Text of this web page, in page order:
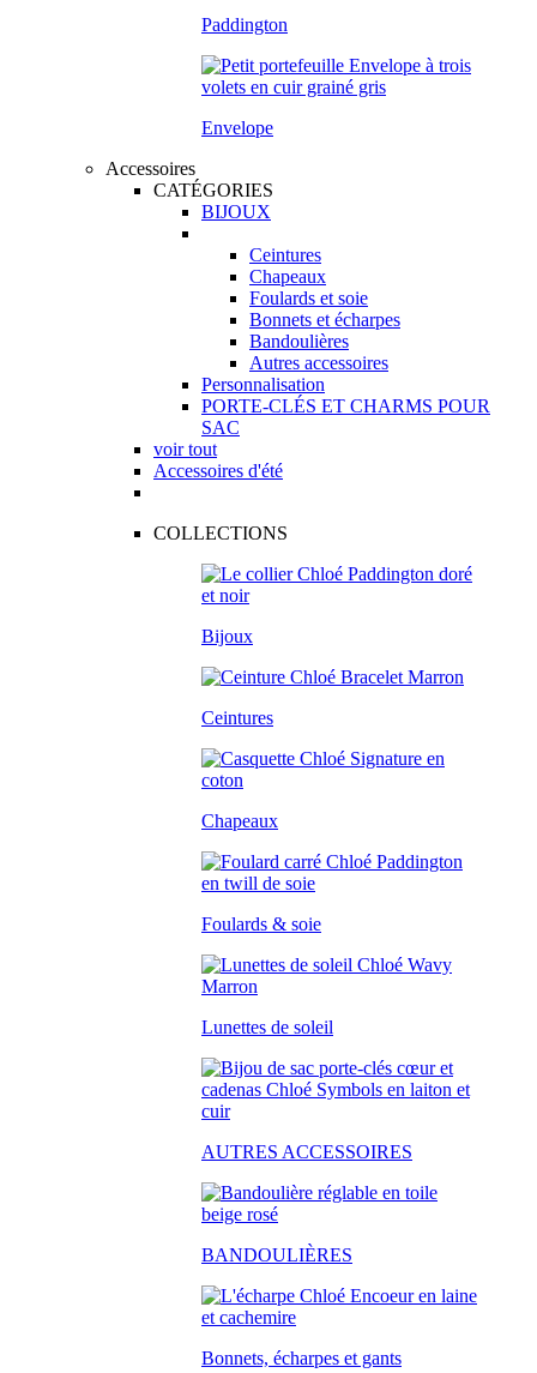
Paddington
Envelope
Accessoires
CATÉGORIES
BIJOUX
Ceintures
Chapeaux
Foulards et soie
Bonnets et écharpes
Bandoulières
Autres accessoires
Personnalisation
PORTE-CLÉS ET CHARMS POUR
SAC
voir tout
Accessoires d'été
COLLECTIONS
Bijoux
Ceintures
Chapeaux
Foulards & soie
Lunettes de soleil
AUTRES ACCESSOIRES
BANDOULIÈRES
Bonnets, écharpes et gants